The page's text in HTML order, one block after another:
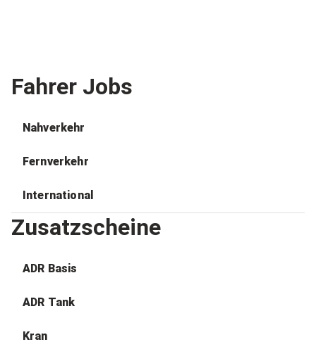
Fahrer Jobs
Nahverkehr
Fernverkehr
International
Zusatzscheine
ADR Basis
ADR Tank
Kran